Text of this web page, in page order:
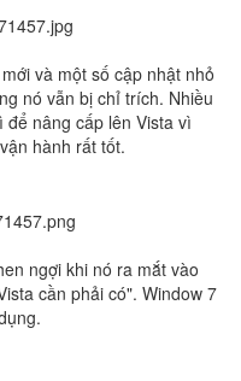
và một số cập nhật nhỏ
nó vẫn bị chỉ trích. Nhiều
nâng cấp lên Vista vì
hành rất tốt.
ngợi khi nó ra mắt vào
cần phải có". Window 7